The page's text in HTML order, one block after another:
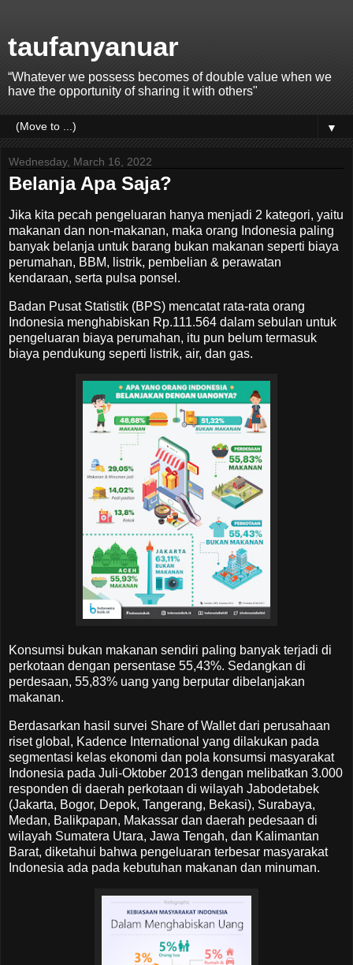
taufanyanuar
“Whatever we possess becomes of double value when we
have the opportunity of sharing it with others"
▼
Wednesday, March 16, 2022
Belanja Apa Saja?
Jika kita pecah pengeluaran hanya menjadi 2 kategori, yaitu
makanan dan non-makanan, maka orang Indonesia paling
banyak belanja untuk barang bukan makanan seperti biaya
perumahan, BBM, listrik, pembelian & perawatan
kendaraan, serta pulsa ponsel.
Badan Pusat Statistik (BPS) mencatat rata-rata orang
Indonesia menghabiskan Rp.111.564 dalam sebulan untuk
pengeluaran biaya perumahan, itu pun belum termasuk
biaya pendukung seperti listrik, air, dan gas.
Konsumsi bukan makanan sendiri paling banyak terjadi di
perkotaan dengan persentase 55,43%. Sedangkan di
perdesaan, 55,83% uang yang berputar dibelanjakan
makanan.
Berdasarkan hasil survei Share of Wallet dari perusahaan
riset global, Kadence International yang dilakukan pada
segmentasi kelas ekonomi dan pola konsumsi masyarakat
Indonesia pada Juli-Oktober 2013 dengan melibatkan 3.000
responden di daerah perkotaan di wilayah Jabodetabek
(Jakarta, Bogor, Depok, Tangerang, Bekasi), Surabaya,
Medan, Balikpapan, Makassar dan daerah pedesaan di
wilayah Sumatera Utara, Jawa Tengah, dan Kalimantan
Barat, diketahui bahwa pengeluaran terbesar masyarakat
Indonesia ada pada kebutuhan makanan dan minuman.